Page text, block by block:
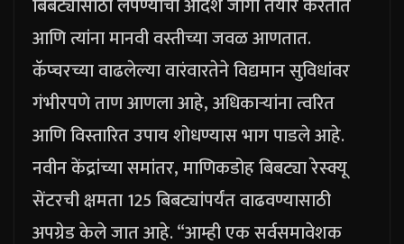
आणि त्यांना मानवी वस्तीच्या जवळ आणतात.
कॅप्चरच्या वाढलेल्या वारंवारतेने विद्यमान सुविधांवर
गंभीरपणे ताण आणला आहे, अधिकाऱ्यांना त्वरित
आणि विस्तारित उपाय शोधण्यास भाग पाडले आहे.
नवीन केंद्रांच्या समांतर, माणिकडोह बिबट्या रेस्क्यू
सेंटरची क्षमता 125 बिबट्यांपर्यंत वाढवण्यासाठी
अपग्रेड केले जात आहे.“आम्ही एक सर्वसमावेशक